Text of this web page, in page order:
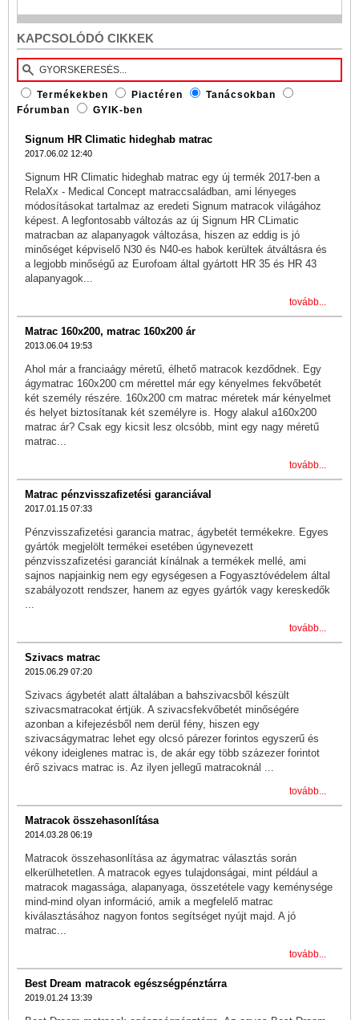
KAPCSOLÓDÓ CIKKEK
Termékekben Piactéren
Tanácsokban
Fórumban
GYIK-ben
Signum HR Climatic hideghab matrac
2017.06.02 12:40
Signum HR Climatic hideghab matrac egy új termék 2017-ben a
RelaXx - Medical Concept matraccsaládban, ami lényeges
módosításokat tartalmaz az eredeti Signum matracok világához
képest. A legfontosabb változás az új Signum HR CLimatic
matracban az alapanyagok változása, hiszen az eddig is jó
minőséget képviselő N30 és N40-es habok kerültek átváltásra és
a legjobb minőségű az Eurofoam által gyártott HR 35 és HR 43
alapanyagok...
tovább...
Matrac 160x200, matrac 160x200 ár
2013.06.04 19:53
Ahol már a franciaágy méretű, élhető matracok kezdődnek. Egy
ágymatrac 160x200 cm mérettel már egy kényelmes fekvőbetét
két személy részére. 160x200 cm matrac méretek már kényelmet
és helyet biztosítanak két személyre is. Hogy alakul a160x200
matrac ár? Csak egy kicsit lesz olcsóbb, mint egy nagy méretű
matrac...
tovább...
Matrac pénzvisszafizetési garanciával
2017.01.15 07:33
Pénzvisszafizetési garancia matrac, ágybetét termékekre. Egyes
gyártók megjelölt termékei esetében úgynevezett
pénzvisszafizetési garanciát kínálnak a termékek mellé, ami
sajnos napjainkig nem egy egységesen a Fogyasztóvédelem által
szabályozott rendszer, hanem az egyes gyártók vagy kereskedők
tovább...
Szivacs matrac
2015.06.29 07:20
Szivacs ágybetét alatt általában a bahszivacsből készült
szivacsmatracokat értjük. A szivacsfekvőbetét minőségére
azonban a kifejezésből nem derül fény, hiszen egy
szivacságymatrac lehet egy olcsó párezer forintos egyszerű és
vékony ideiglenes matrac is, de akár egy több százezer forintot
érő szivacs matrac is. Az ilyen jellegű matracoknál ...
tovább...
Matracok összehasonlítása
2014.03.28 06:19
Matracok összehasonlítása az ágymatrac választás során
elkerülhetetlen. A matracok egyes tulajdonságai, mint például a
matracok magassága, alapanyaga, összetétele vagy keménysége
mind-mind olyan információ, amik a megfelelő matrac
kiválasztásához nagyon fontos segítséget nyújt majd. A jó
matrac...
tovább...
Best Dream matracok egészségpénztárra
2019.01.24 13:39